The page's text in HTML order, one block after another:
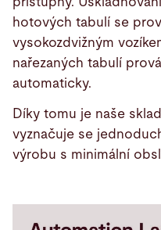
hotových tabulí se
vysokozdvižným
nařezaných tabulí
automaticky.
Díky tomu je naše
vyznačuje se
výrobu s minimální